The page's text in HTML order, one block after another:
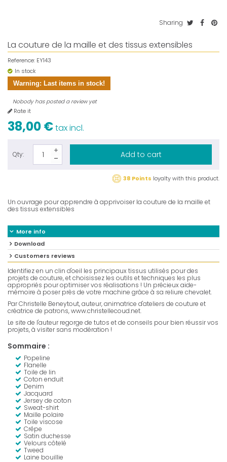
Sharing
La couture de la maille et des tissus extensibles
Reference: EY143
In stock
Warning: Last items in stock!
Nobody has posted a review yet
Rate it
38,00 €tax incl.
Qty: Add to cart
38 Points loyalty with this product.
Un ouvrage pour apprendre à apprivoiser la couture de la maille et
des tissus extensibles
More info
Download
Customers reviews
Identifiez en un clin d'oeil les principaux tissus utilisés pour des
projets de couture, et choisissez les outils et techniques les plus
appropriés pour optimiser vos réalisations ! Un précieux aide-
mémoire à poser près de votre machine grâce à sa reliure chevalet.
Par Christelle Beneytout, auteur, animatrice d'ateliers de couture et
créatrice de patrons,www.christellecoud.net.
Le site de l'auteur regorge de tutos et de conseils pour bien réussir vos
projets, à visiter sans modération !
Sommaire :
Popeline
Flanelle
Toile de lin
Coton enduit
Denim
Jacquard
Jersey de coton
Sweat-shirt
Maille polaire
Toile viscose
Crêpe
Satin duchesse
Velours côtelé
Tweed
Laine bouillie